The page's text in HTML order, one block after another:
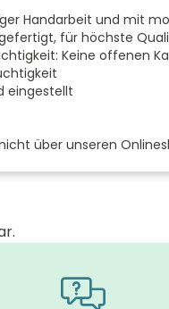
Handarbeit und mit
für höchste
Keine offenen
eingestellt
über unseren